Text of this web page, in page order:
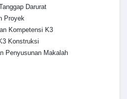
Darurat
Proyek
Kompetensi K3
Konstruksi
Penyusunan Makalah